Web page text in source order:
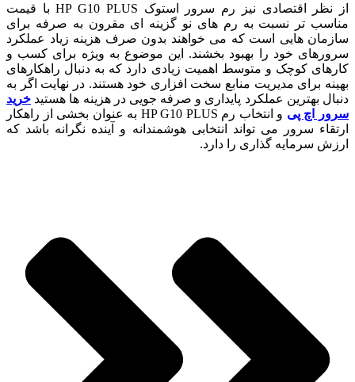
از نظر اقتصادی نیز رم سرور استوک HP G10 PLUS با قیمت
مناسب تر نسبت به رم های نو گزینه ای مقرون به صرفه برای
سازمان هایی است که می خواهند بدون صرف هزینه زیاد عملکرد
سرورهای خود را بهبود بخشند. این موضوع به ویژه برای کسب و
کارهای کوچک و متوسط اهمیت زیادی دارد که به دنبال راهکارهای
بهینه برای مدیریت منابع سخت افزاری خود هستند. در نهایت اگر به
دنبال بهترین عملکرد پایداری و صرفه جویی در هزینه ها هستید خرید
سرور اچ پی
و انتخاب رم HP G10 PLUS به عنوان بخشی از راهکار
ارتقاء سرور می تواند انتخابی هوشمندانه و آینده نگرانه باشد که
ارزش سرمایه گذاری را دارد.